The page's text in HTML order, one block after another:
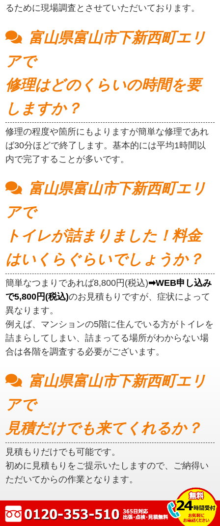
るために現場調査とさせていただいております。
富山県富山市下新西町エリ
アで
修理はどのくらいの時間を要
しますか？
修理の程度や箇所にもよりますが簡単な修理であれ
ば30分ほどで終了します。基本的には平均1時間以
内で完了することが多いです。
富山県富山市下新西町エリ
アで
トイレが詰まりました！料金
はいくらぐらいでしょうか？
簡単なつまりであれば8,800円(税込)➡WEB申し込み
で5,800円(税込)のお見積もりですが、症状によって
異なります。
例えば、マンションの5階に住んでいる方がトイレを
詰まらしてしまい、詰まってる場所がわからない場
合は各階を調査する必要がございます。
富山県富山市下新西町エリ
アで
見積だけでも来てくれるか？
見積もりだけでも可能です。
初めに見積もりをご提示いたしますので、ご納得い
ただいてからの作業となります。
富山県富山市下新西町エリ